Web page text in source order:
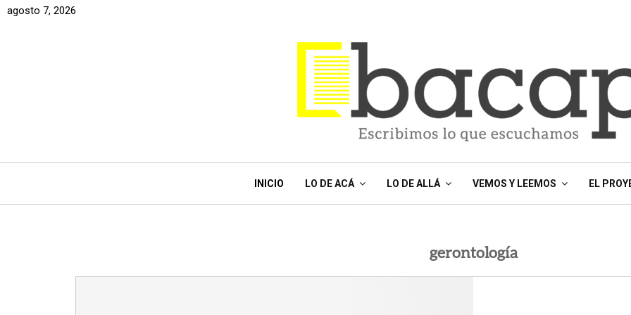
agosto 7, 2026
INICIO LO DE ACÁ LO DE ALLÁ VEMOS Y LEEMOS EL
gerontología